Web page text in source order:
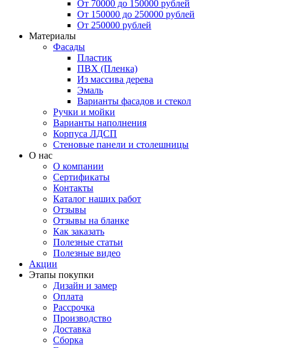
От 70000 до 150000 рублей
От 150000 до 250000 рублей
От 250000 рублей
Материалы
Фасады
Пластик
ПВХ (Пленка)
Из массива дерева
Эмаль
Варианты фасадов и стекол
Ручки и мойки
Варианты наполнения
Корпуса ЛДСП
Стеновые панели и столешницы
О нас
О компании
Сертификаты
Контакты
Каталог наших работ
Отзывы
Отзывы на бланке
Как заказать
Полезные статьи
Полезные видео
Акции
Этапы покупки
Дизайн и замер
Оплата
Рассрочка
Производство
Доставка
Сборка